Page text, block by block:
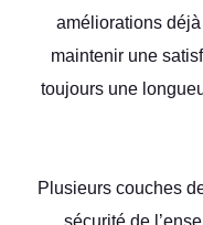
améliorations
maintenir une
toujours une
Plusieurs couches
sécurité de